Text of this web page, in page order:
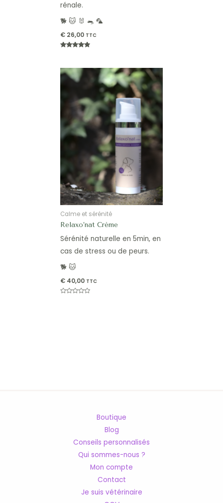
rénale.
🐕 🐱 🐰 🐀 🦜
€ 26,00 TTC
Calme et sérénité
Relaxo’nat Crème
Sérénité naturelle en 5min, en
cas de stress ou de peurs.
🐕 🐱
€ 40,00 TTC
Boutique
Blog
Conseils personnalisés
Qui sommes-nous ?
Mon compte
Contact
Je suis vétérinaire